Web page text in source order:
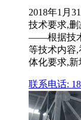
2018年1月
技术要求,删
——根据技
等技术内容
体化要求,新
联系电话: